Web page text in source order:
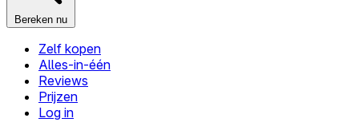
Bereken nu
Zelf kopen
Alles-in-één
Reviews
Prijzen
Log in